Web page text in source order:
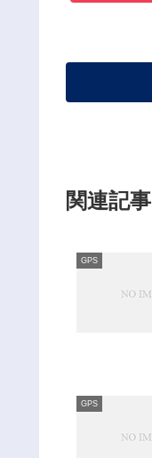
関連記事
GPS
GPS